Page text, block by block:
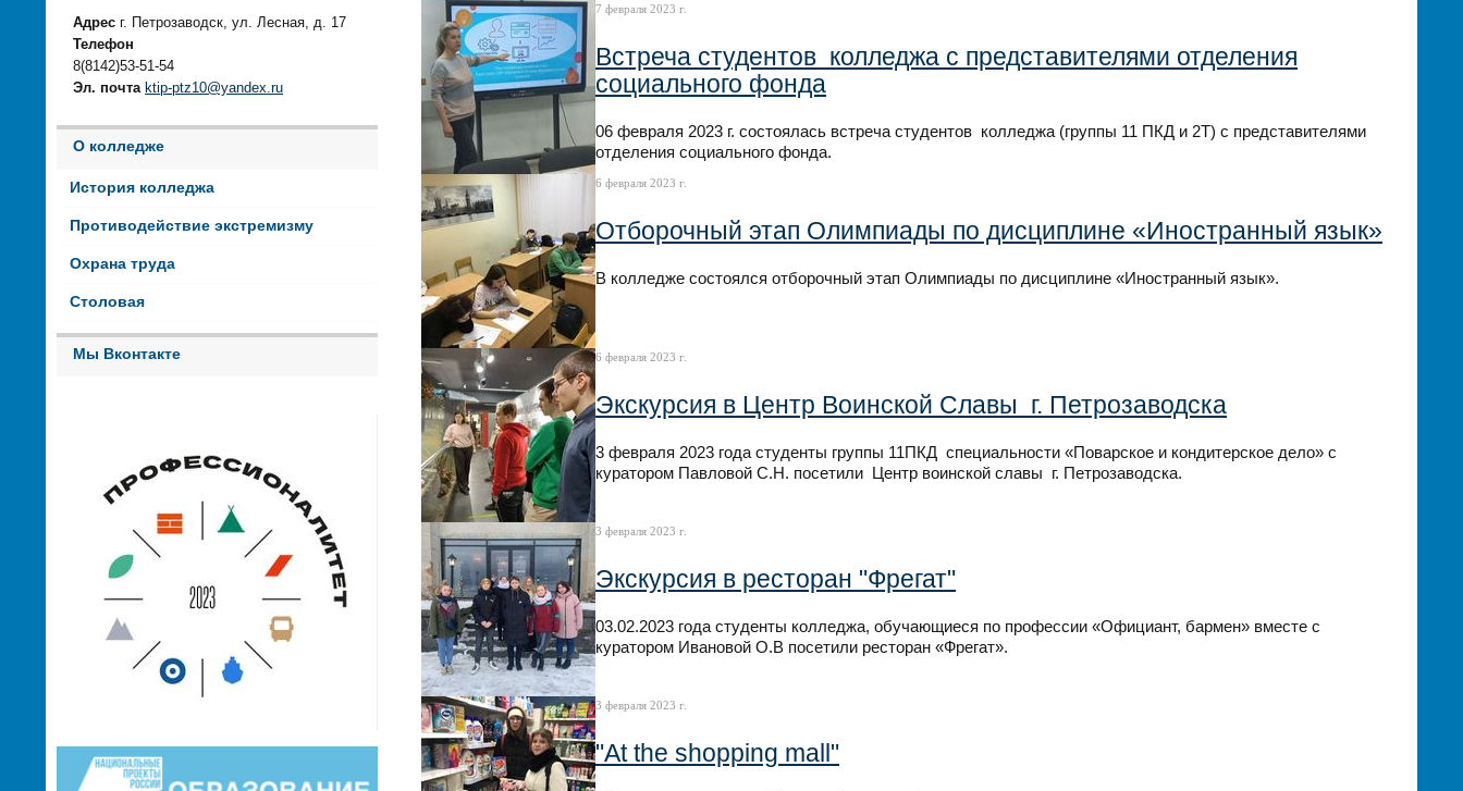
Адрес г. Петрозаводск, ул. Лесная, д. 17
Телефон
8(8142)53-51-54
Эл. почта ktip-ptz10@yandex.ru
О колледже
История колледжа
Противодействие экстремизму
Охрана труда
Столовая
Мы Вконтакте
7 февраля 2023 г.
Встреча студентов колледжа с представителями отделения
социального фонда
06 февраля 2023 г. состоялась встреча студентов колледжа (группы 11 ПКД и 2Т) с представителями
отделения социального фонда.
6 февраля 2023 г.
Отборочный этап Олимпиады по дисциплине «Иностранный язык»
В колледже состоялся отборочный этап Олимпиады по дисциплине «Иностранный язык».
6 февраля 2023 г.
Экскурсия в Центр Воинской Славы г. Петрозаводска
3 февраля 2023 года студенты группы 11ПКД специальности «Поварское и кондитерское дело» с
куратором Павловой С.Н. посетили Центр воинской славы г. Петрозаводска.
3 февраля 2023 г.
Экскурсия в ресторан "Фрегат"
03.02.2023 года студенты колледжа, обучающиеся по профессии «Официант, бармен» вместе с
куратором Ивановой О.В посетили ресторан «Фрегат».
3 февраля 2023 г.
"At the shopping mall"